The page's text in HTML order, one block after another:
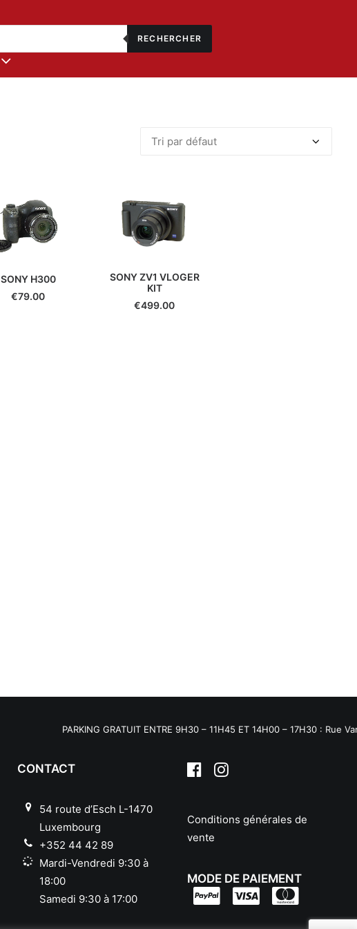
RECHERCHER
SONY H300
€79.00
SONY ZV1 VLOGER
KIT
€499.00
PARKING GRATUIT ENTRE 9H30 – 11H45 ET 14H00 – 17H30 : Rue
CONTACT
54 route d’Esch L-1470
Luxembourg
+352 44 42 89
Mardi-Vendredi 9:30 à
18:00
Samedi 9:30 à 17:00
Conditions générales de
vente
MODE DE PAIEMENT